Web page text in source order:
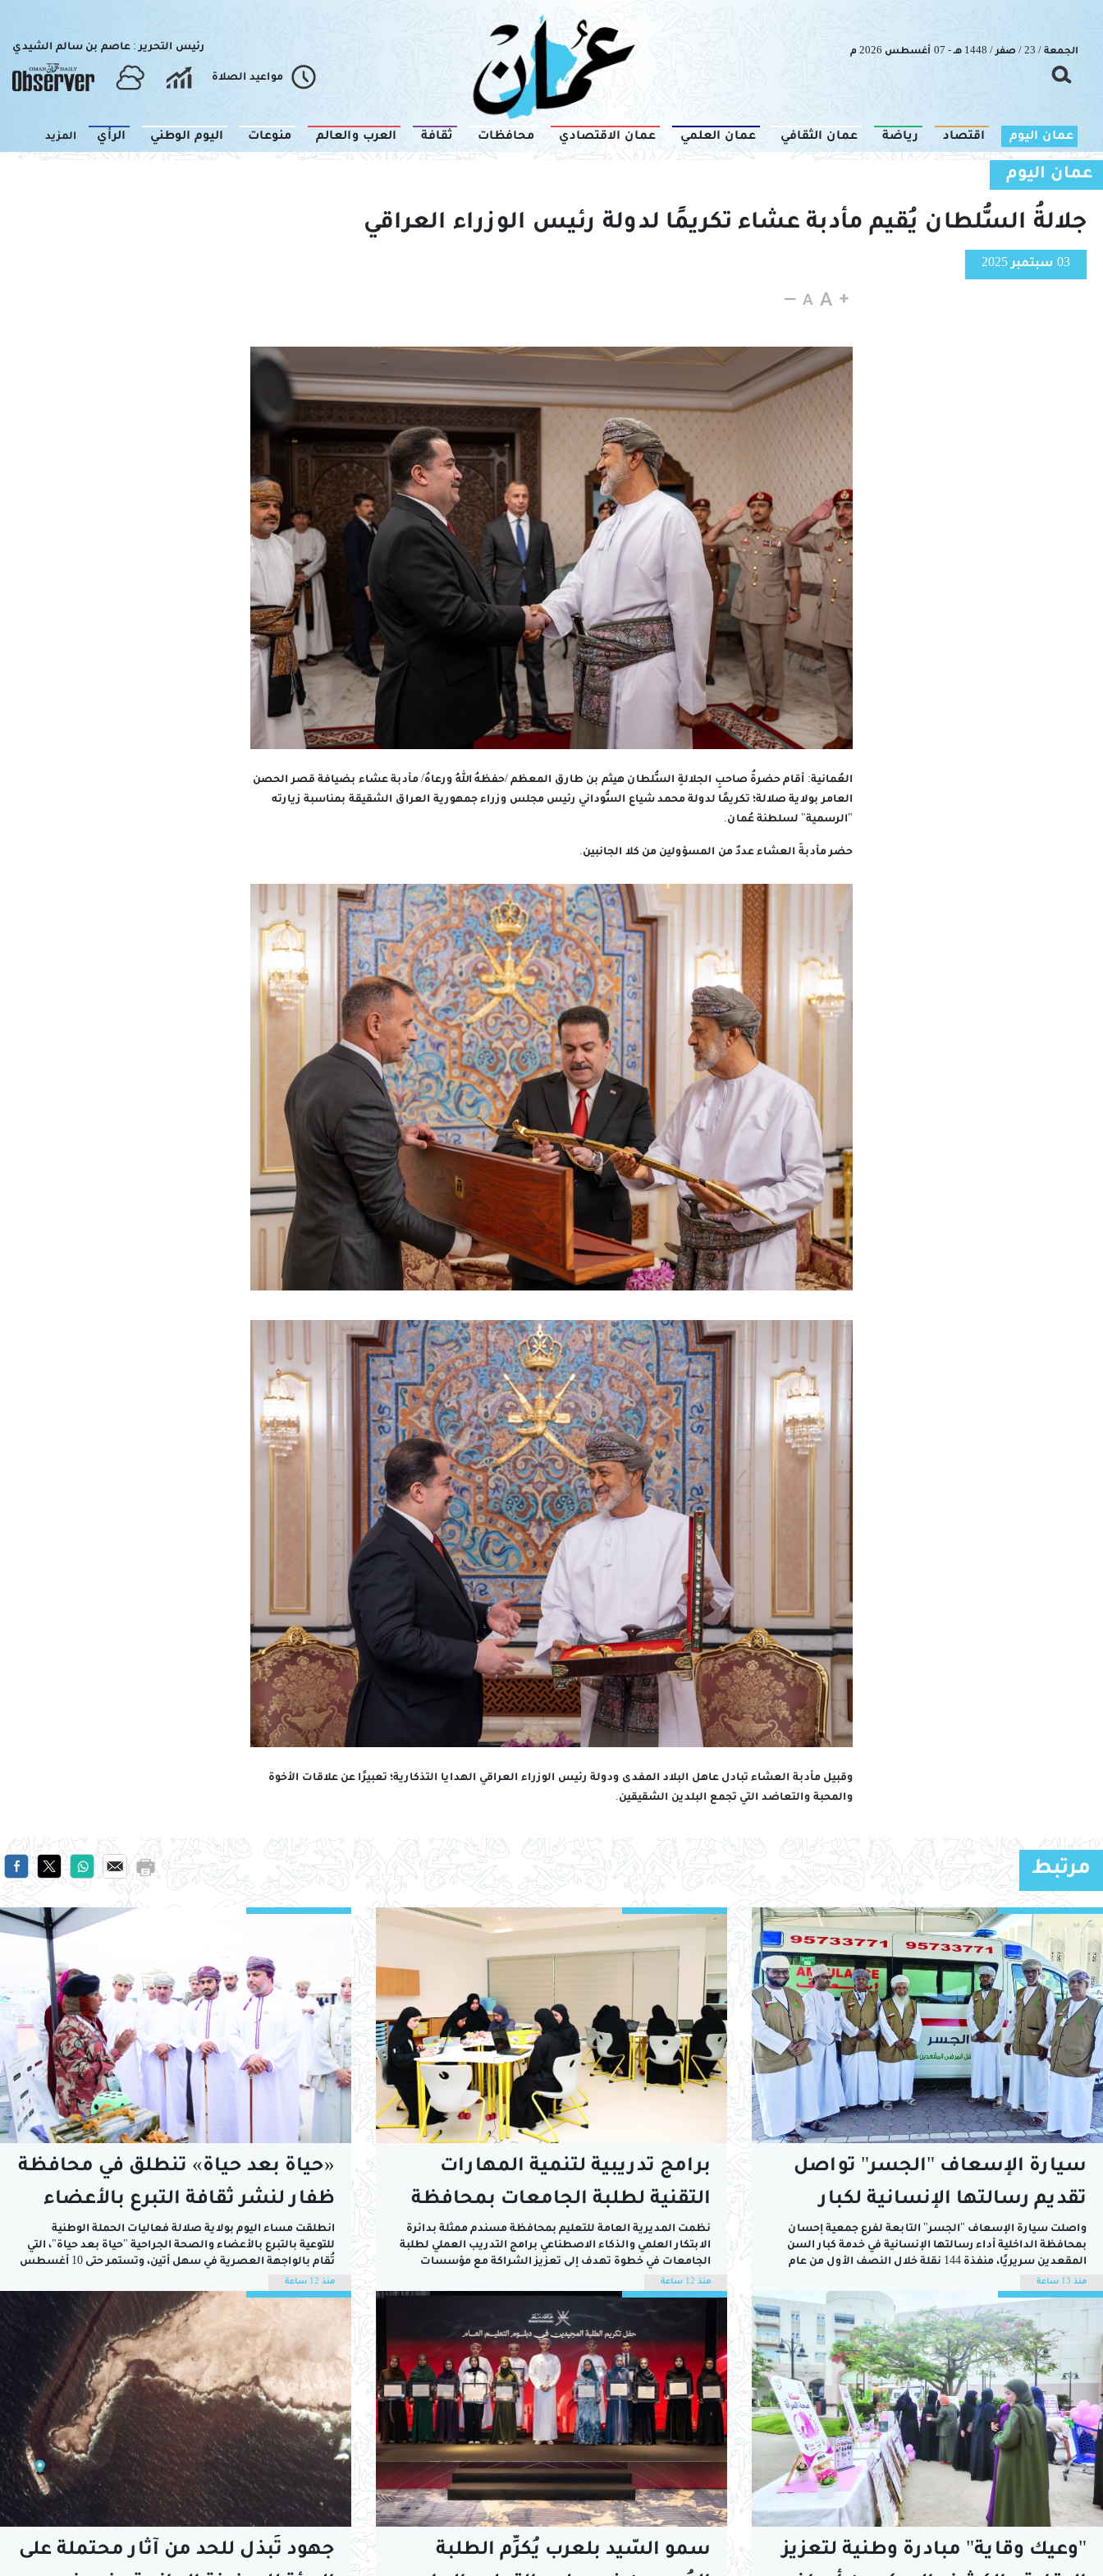
الجمعة / 23 / صفر / 1448 هـ - 07 أغسطس 2026 م رئيس التحرير : عاصم بن سالم الشيدي
مواعيد الصلاة
عمان اليوم اقتصاد رياضة عمان الثقافي عمان العلمي عمان الاقتصادي محافظات ثقافة العرب والعالم منوعات اليوم الوطني الرأي المزيد
عمان اليوم
جلالةُ السُّلطان يُقيم مأدبة عشاء تكريمًا لدولة رئيس الوزراء العراقي
03 سبتمبر 2025
العُمانية: أقام حضرةُ صاحبِ الجلالةِ السُّلطان هيثم بن طارق المعظم /حفظهُ اللهُ ورعاهُ/ مأدبة عشاء بضيافة قصر الحصن
العامر بولاية صلالة؛ تكريمًا لدولة محمد شياع السُّوداني رئيس مجلس وزراء جمهورية العراق الشقيقة بمناسبة زيارته
"الرسمية" لسلطنة عُمان.
حضر مأدبةَ العشاء عددٌ من المسؤولين من كلا الجانبين.
وقبيل مأدبة العشاء تبادل عاهل البلاد المفدى ودولة رئيس الوزراء العراقي الهدايا التذكارية؛ تعبيرًا عن علاقات الأخوة
والمحبة والتعاضد التي تجمع البلدين الشقيقين.
مرتبط
سيارة الإسعاف "الجسر" تواصل
تقديم رسالتها الإنسانية لكبار
السن بالداخلية
واصلت سيارة الإسعاف "الجسر" التابعة لفرع جمعية إحسان
بمحافظة الداخلية أداء رسالتها الإنسانية في خدمة كبار السن
المقعدين سريريًا، منفذة 144 نقلة خلال النصف الأول من عام
2026، في تأكيد على الدور المجتمعي الذي يضطلع به الفرع في
توفير وسائل نقل آمنة ومهيأة للمستفيدين، وتمكينهم من
الوصول إلى المؤسسات الصحية...
منذ 13 ساعة
برامج تدريبية لتنمية المهارات
التقنية لطلبة الجامعات بمحافظة
مسندم
نظمت المديرية العامة للتعليم بمحافظة مسندم ممثلة بدائرة
الابتكار العلمي والذكاء الاصطناعي برامج التدريب العملي لطلبة
الجامعات في خطوة تهدف إلى تعزيز الشراكة مع مؤسسات
التعليم العالي وتنمية قدرات الطلبة في مجالات الابتكار والذكاء
الاصطناعي والتقنيات الحديثة وإعدادهم بما يتواكب مع متطلبات
سوق العمل والمهارات المستقبلية.وتُنفذ البرامج التدريبية في
منذ 12 ساعة
«حياة بعد حياة» تنطلق في محافظة
ظفار لنشر ثقافة التبرع بالأعضاء
انطلقت مساء اليوم بولاية صلالة فعاليات الحملة الوطنية
للتوعية بالتبرع بالأعضاء والصحة الجراحية "حياة بعد حياة"، التي
تُقام بالواجهة العصرية في سهل أتين، وتستمر حتى 10 أغسطس
الجاري، بالتزامن مع موسم خريف ظفار، بهدف نشر الوعي بأهمية
التبرع بالأعضاء وتعزيز الثقافة الصحية والوقائية لدى مختلف
فئات المجتمع.رعى افتتاح الحملة صاحب...
منذ 12 ساعة
"وعيك وقاية" مبادرة وطنية لتعزيز
سمو السّيد بلعرب يُكرِّم الطلبة
جهود تُبذل للحد من آثار محتملة على